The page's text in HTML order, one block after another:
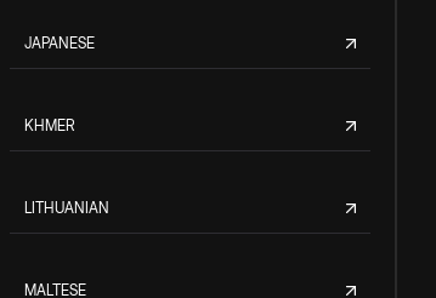
JAPANESE
KHMER
LITHUANIAN
MALTESE